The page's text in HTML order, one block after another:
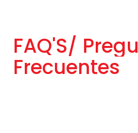
FAQ'S/
Frecuentes